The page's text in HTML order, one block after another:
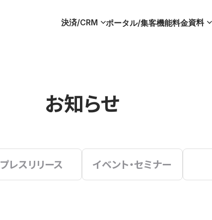
決済/CRM ポータル/集客機能料金資料
お知らせ
プレスリリース イベント・セミナー